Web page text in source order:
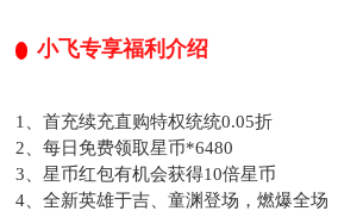
小飞专享福利介绍
1、首充续充直购特权统统0.05折
2、每日免费领取星币*6480
3、星币红包有机会获得10倍星币
4、全新英雄于吉、童渊登场，燃爆全场